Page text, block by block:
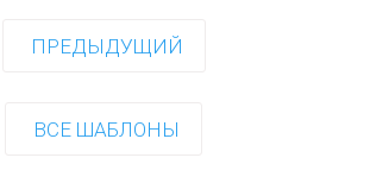
ПРЕДЫДУЩИЙ
ВСЕ ШАБЛОНЫ